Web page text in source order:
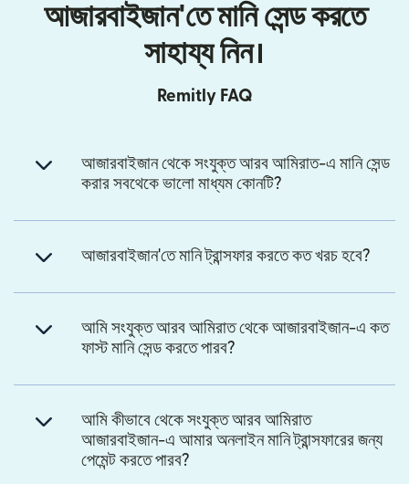
আজারবাইজান'তে মানি সেন্ড করতে
সাহায্য নিন।
Remitly FAQ
আজারবাইজান থেকে সংযুক্ত আরব আমিরাত-এ মানি সেন্ড
করার সবথেকে ভালো মাধ্যম কোনটি?
আজারবাইজান'তে মানি ট্রান্সফার করতে কত খরচ হবে?
আমি সংযুক্ত আরব আমিরাত থেকে আজারবাইজান-এ কত
ফাস্ট মানি সেন্ড করতে পারব?
আমি কীভাবে থেকে সংযুক্ত আরব আমিরাত
আজারবাইজান-এ আমার অনলাইন মানি ট্রান্সফারের জন্য
পেমেন্ট করতে পারব?